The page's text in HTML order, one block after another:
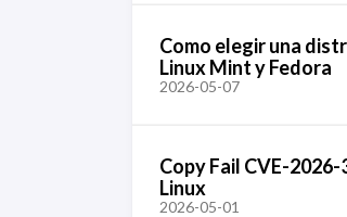
Como elegir una
Linux Mint y Fedora
2026-05-07
Copy Fail CVE-
Linux
2026-05-01